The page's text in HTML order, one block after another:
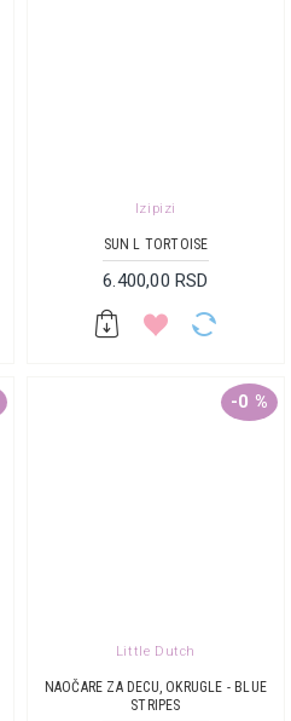
Izipizi
SUN L TORTOISE
6.400,00 RSD
-0 %
Little Dutch
NAOČARE ZA DECU, OKRUGLE - BLUE
STRIPES